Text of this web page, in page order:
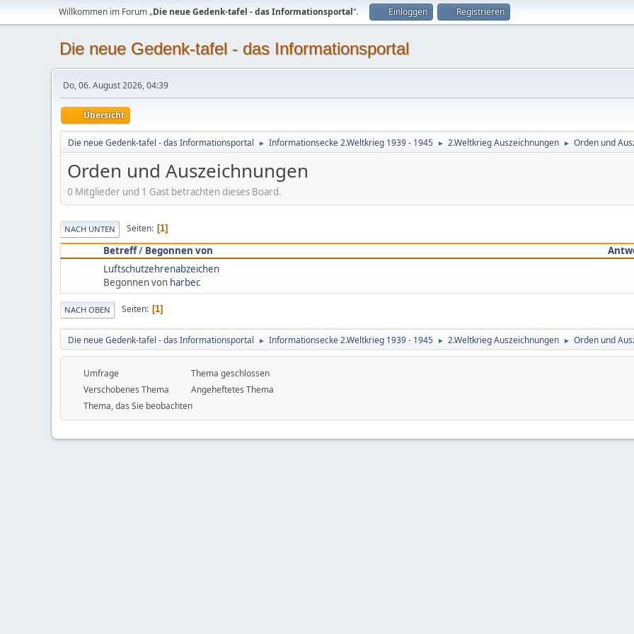
Willkommen im Forum „Die neue Gedenk-tafel - das Informationsportal“. Einloggen Registrieren
Die neue Gedenk-tafel - das Informationsportal
Do, 06. August 2026, 04:39
Übersicht
Die neue Gedenk-tafel - das Informationsportal ► Informationsecke 2.Weltkrieg 1939 - 1945 ► 2.Weltkrieg Auszeichnungen ► Orden und
Orden und Auszeichnungen
0 Mitglieder und 1 Gast betrachten dieses Board.
NACH UNTEN Seiten 1
Betreff/ Begonnen von
Luftschutzehrenabzeichen
Begonnen von harbec
NACH OBEN Seiten 1
Die neue Gedenk-tafel - das Informationsportal ► Informationsecke 2.Weltkrieg 1939 - 1945 ► 2.Weltkrieg Auszeichnungen ► Orden und
Umfrage
Verschobenes Thema
Thema geschlossen
Angeheftetes Thema
Thema, das Sie beobachten